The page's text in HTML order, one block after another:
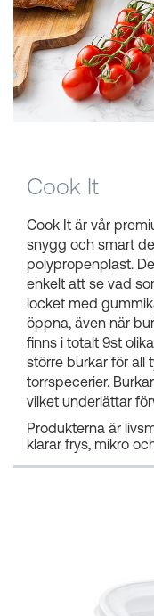
Hinkar &
Kundkorgar
Cook It
Cook It är vår
snygg och smart
polypropenplast.
enkelt att se vad
locket med
öppna, även när
finns i totalt 9st
större burkar för all
torrspecerier.
vilket underlättar
Produkterna är
klarar frys, mikro